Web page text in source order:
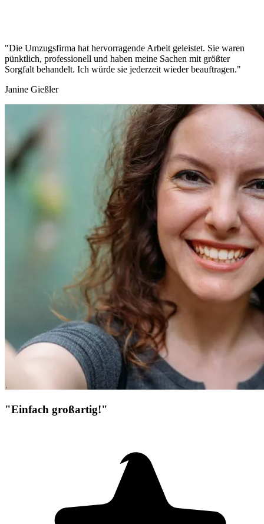
"Die Umzugsfirma hat hervorragende Arbeit geleistet. Sie waren
pünktlich, professionell und haben meine Sachen mit größter
Sorgfalt behandelt. Ich würde sie jederzeit wieder beauftragen."
Janine Gießler
"Einfach großartig!"